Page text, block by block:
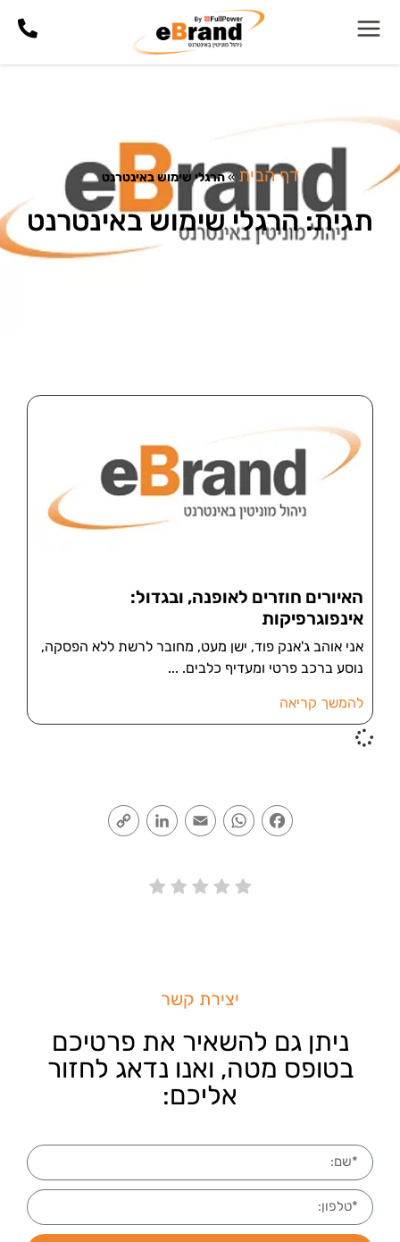
דף הבית »הרגלי שימוש באינטרנט
תגית: הרגלי שימוש באינטרנט
האיורים חוזרים לאופנה, ובגדול:
אינפוגרפיקות
אני אוהב ג'אנק פוד, ישן מעט, מחובר לרשת ללא הפסקה,
נוסע ברכב פרטי ומעדיף כלבים.
להמשך קריאה
Facebook
WhatsApp
Email
LinkedIn
יצירת קשר
ניתן גם להשאיר את פרטיכם
בטופס מטה, ואנו נדאג לחזור
אליכם: